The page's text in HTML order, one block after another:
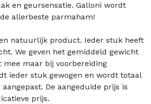
en geursensatie. Galloni wordt
allerbeste parmaham!
natuurlijk product. Ieder stuk heeft
We geven het gemiddeld gewicht
mee maar bij voorbereiding
ieder stuk gewogen en wordt totaal
De aangeduide prijs is
prijs.